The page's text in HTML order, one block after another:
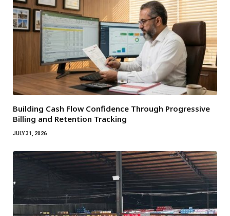
Building Cash Flow Confidence Through Progressive
Billing and Retention Tracking
JULY 31, 2026